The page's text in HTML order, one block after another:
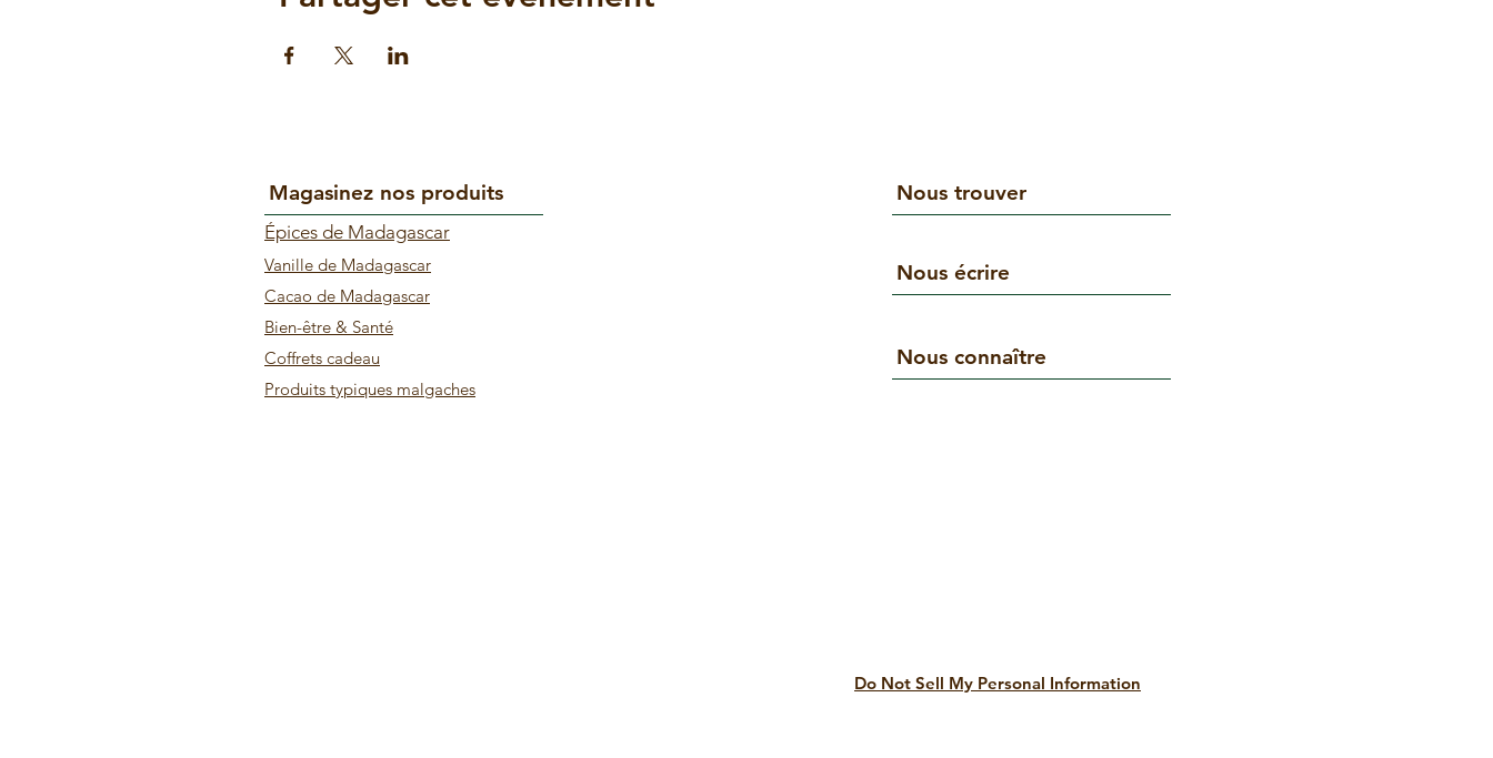
Magasinez nos produits
Épices de Madagascar
Vanille de Madagascar
Cacao de Madagascar
Bien-être & Santé
Coffrets cadeau
Produits typiques malgaches
Nous trouver
Nous écrire
Nous connaître
Do Not Sell My Personal Information